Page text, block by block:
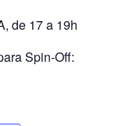
de 17 a 19h
Spin-Off: